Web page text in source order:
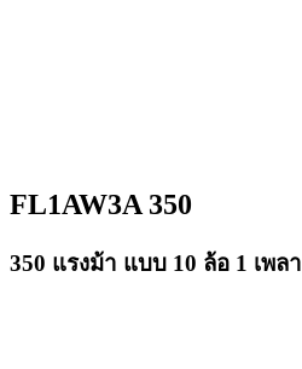
FL1AW3A 350
350 แรงม้า แบบ 10 ล้อ 1 เพลา